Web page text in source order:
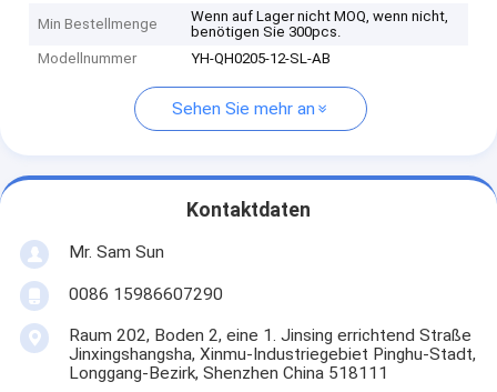
Min Bestellmenge
Wenn auf Lager nicht MOQ, wenn nicht,
benötigen Sie 300pcs.
Modellnummer
YH-QH0205-12-SL-AB
Sehen Sie mehr an
Kontaktdaten
Mr. Sam Sun
0086 15986607290
Raum 202, Boden 2, eine 1. Jinsing errichtend Straße
Jinxingshangsha, Xinmu-Industriegebiet Pinghu-Stadt,
Longgang-Bezirk, Shenzhen China 518111